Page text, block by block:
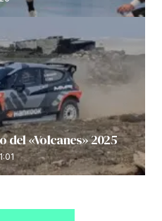
«Volcanes» 2025